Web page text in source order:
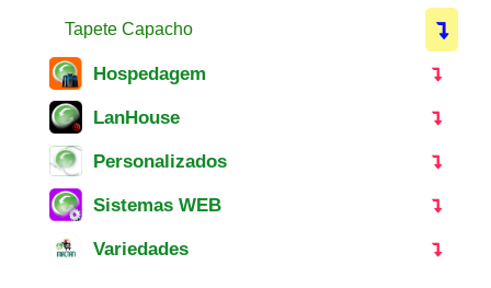
Tapete Capacho
Hospedagem
LanHouse
Personalizados
Sistemas WEB
Variedades